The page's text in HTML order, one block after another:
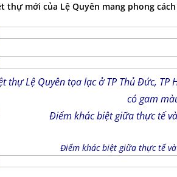
thự mới của Lệ Quyên mang phong
thự Lệ Quyên tọa lạc ở TP Thủ Đức,
có gam
Điểm khác biệt giữa thực tế